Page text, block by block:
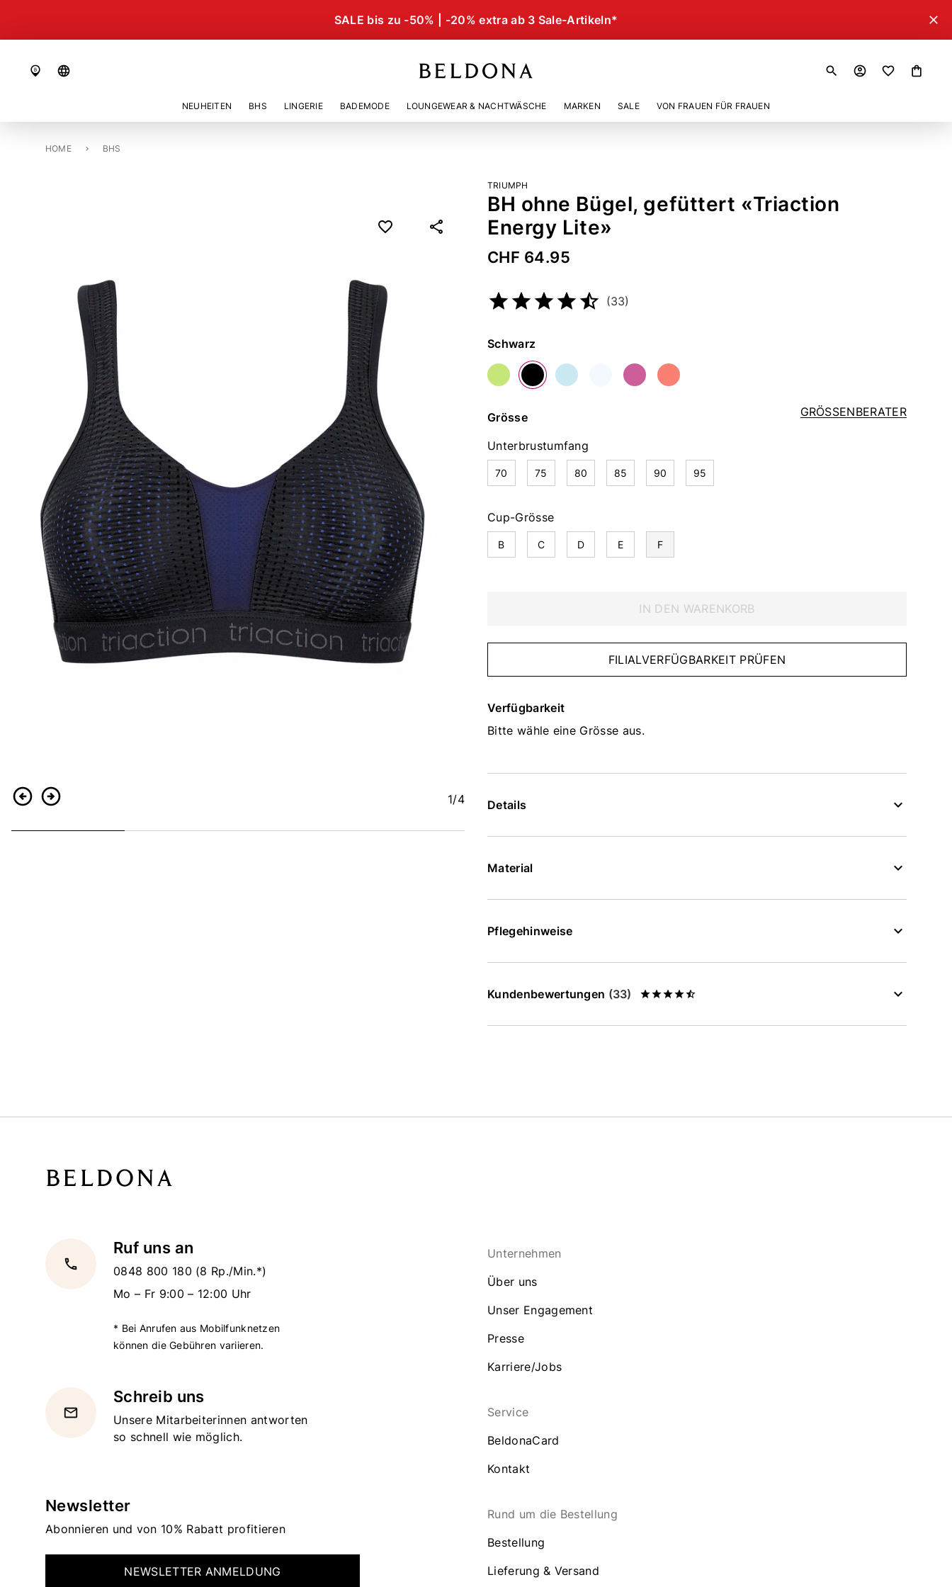
SALE bis zu -50% | -20% extra ab 3 Sale-Artikeln* close
language search account_circle shopping_bag
NEUHEITEN BHS LINGERIE BADEMODE LOUNGEWEAR & NACHTWÄSCHE MARKEN SALE VON FRAUEN FÜR FRAUEN
HOME BHS
BH OHNE BÜGEL, GEFÜTTERT «TRIACTION ENERGY LITE»
ZurückWeiter 1/4
TRIUMPH
BH ohne Bügel, gefüttert «Triaction
Energy Lite»
CHF 64.95
(33)
Farbe
Schwarz
GRÖSSENBERATER
Grösse
Unterbrustumfang
70 75 80 85 90 95
Cup-Grösse
B C D E F
IN DEN WARENKORB
FILIALVERFÜGBARKEIT PRÜFEN
Verfügbarkeit
Bitte wähle eine Grösse aus.
Details
Material
Pflegehinweise
Kundenbewertungen (33)
local_phone
Ruf uns an
0848 800 180 (8 Rp./Min.*)
Mo – Fr 9:00 – 12:00 Uhr
* Bei Anrufen aus Mobilfunknetzen
können die Gebühren variieren.
email
Schreib uns
Unsere Mitarbeiterinnen antworten
so schnell wie möglich.
Newsletter
Abonnieren und von 10% Rabatt profitieren
NEWSLETTER ANMELDUNG
Unternehmen
Über uns
Unser Engagement
Presse
Karriere/Jobs
Service
BeldonaCard
Kontakt
Rund um die Bestellung
Bestellung
Lieferung & Versand